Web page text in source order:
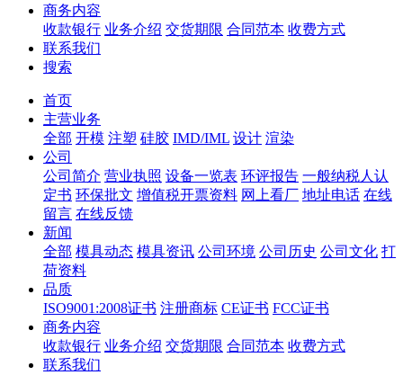
商务内容
收款银行 业务介绍 交货期限 合同范本 收费方式
联系我们
搜索
首页
主营业务
全部 开模 注塑 硅胶 IMD/IML 设计 渲染
公司
公司简介 营业执照 设备一览表 环评报告 一般纳税人认
定书 环保批文 增值税开票资料 网上看厂 地址电话 在线
留言 在线反馈
新闻
全部 模具动态 模具资讯 公司环境 公司历史 公司文化 打
荷资料
品质
ISO9001:2008证书 注册商标 CE证书 FCC证书
商务内容
收款银行 业务介绍 交货期限 合同范本 收费方式
联系我们